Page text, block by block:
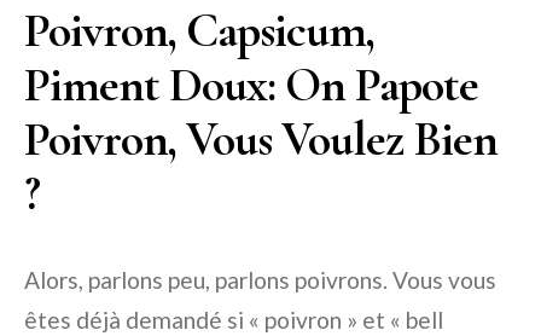
Poivron, Capsicum,
Piment Doux: On Papote
Poivron, Vous Voulez Bien
?
Alors, parlons peu, parlons poivrons. Vous vous
êtes déjà demandé si « poivron » et « bell